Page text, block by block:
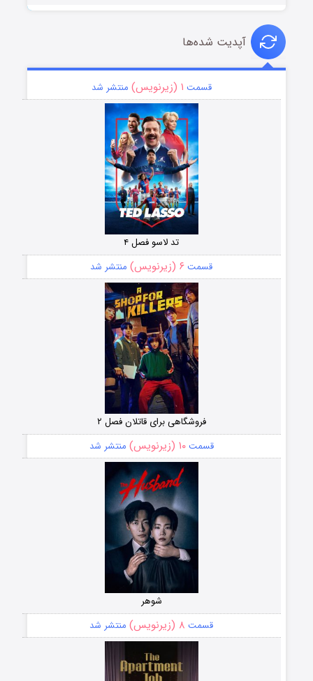
آپدیت شده‌ها
قسمت ۱ (زیرنویس) منتشر شد
تد لاسو فصل ۴
قسمت ۶ (زیرنویس) منتشر شد
فروشگاهی برای قاتلان فصل ۲
قسمت۱۰ (زیرنویس) منتشر شد
شوهر
قسمت ۸ (زیرنویس) منتشر شد